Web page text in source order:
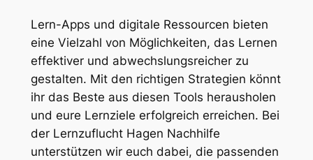
Lern-Apps und digitale Ressourcen bieten
eine Vielzahl von Möglichkeiten, das Lernen
effektiver und abwechslungsreicher zu
gestalten. Mit den richtigen Strategien könnt
ihr das Beste aus diesen Tools herausholen
und eure Lernziele erfolgreich erreichen. Bei
der Lernzuflucht Hagen Nachhilfe
unterstützen wir euch dabei, die passenden